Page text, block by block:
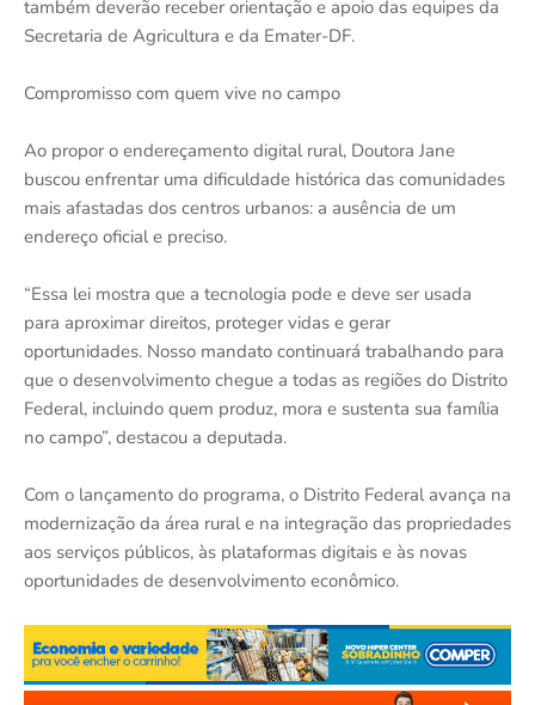
também deverão receber orientação e apoio das equipes da
Secretaria de Agricultura e da Emater-DF.
Compromisso com quem vive no campo
Ao propor o endereçamento digital rural, Doutora Jane
buscou enfrentar uma dificuldade histórica das comunidades
mais afastadas dos centros urbanos: a ausência de um
endereço oficial e preciso.
“Essa lei mostra que a tecnologia pode e deve ser usada
para aproximar direitos, proteger vidas e gerar
oportunidades. Nosso mandato continuará trabalhando para
que o desenvolvimento chegue a todas as regiões do Distrito
Federal, incluindo quem produz, mora e sustenta sua família
no campo”, destacou a deputada.
Com o lançamento do programa, o Distrito Federal avança na
modernização da área rural e na integração das propriedades
aos serviços públicos, às plataformas digitais e às novas
oportunidades de desenvolvimento econômico.